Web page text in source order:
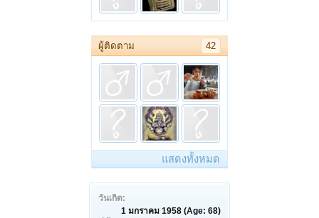
ผู้ติดตาม 42
แสดงทั้งหมด
วันเกิด:
1 มกราคม 1958 (Age: 68)